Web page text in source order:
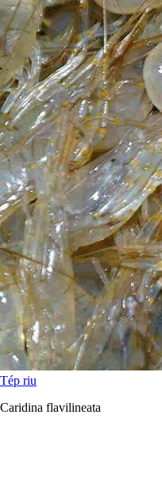
Tép riu
Caridina flavilineata